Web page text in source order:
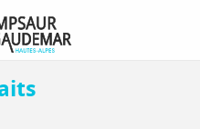
à la montagne